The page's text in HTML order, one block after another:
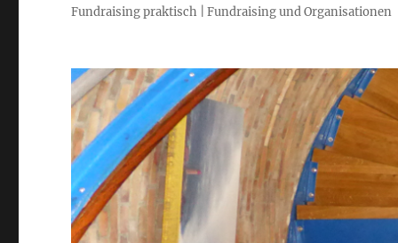
Fundraising praktisch | Fundraising und Organisationen